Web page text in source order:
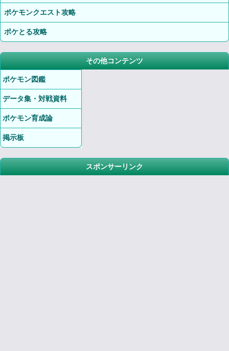
ポケモンクエスト攻略
ポケとる攻略
その他コンテンツ
ポケモン図鑑
データ集・対戦資料
ポケモン育成論
掲示板
スポンサーリンク